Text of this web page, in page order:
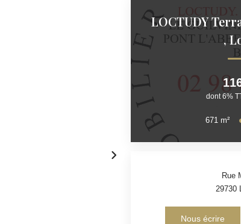
LOCTUDY
,
dont 6%
671 m²
Rue
29730
Nous écrire